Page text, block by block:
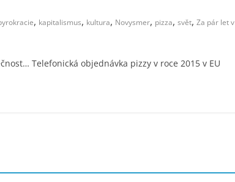
, kapitalismus, kultura, Novysmer, pizza, svět, Za pár let v
Telefonická objednávka pizzy v roce 2015 v EU